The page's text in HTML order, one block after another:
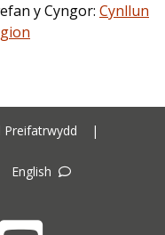
y Cyngor: Cynllun
Preifatrwydd |
English
YouTube